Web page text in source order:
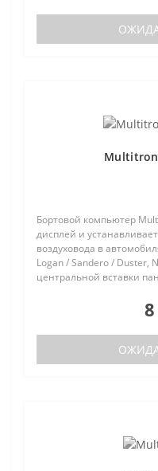
Бортовой компьютер
дисплей и
воздуховода в
Logan / Sandero / Duster,
центральной вставки